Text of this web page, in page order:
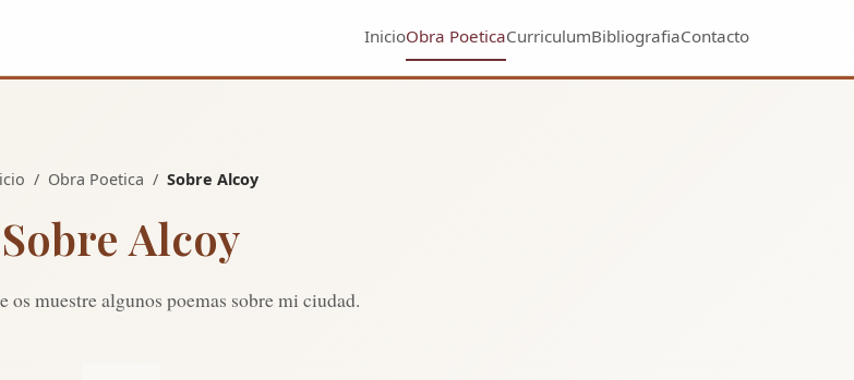
InicioObra PoeticaCurriculumBibliografiaContacto
/ Obra Poetica / Sobre Alcoy
Sobre Alcoy
os muestre algunos poemas sobre mi ciudad.